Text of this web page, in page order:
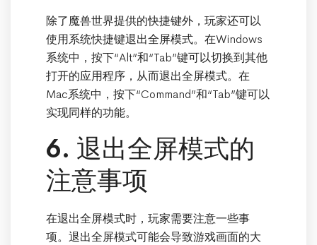
除了魔兽世界提供的快捷键外，玩家还可以
使用系统快捷键退出全屏模式。在Windows
系统中，按下“Alt”和“Tab”键可以切换到其他
打开的应用程序，从而退出全屏模式。在
Mac系统中，按下“Command”和“Tab”键可以
实现同样的功能。
6. 退出全屏模式的
注意事项
在退出全屏模式时，玩家需要注意一些事
项。退出全屏模式可能会导致游戏画面的大